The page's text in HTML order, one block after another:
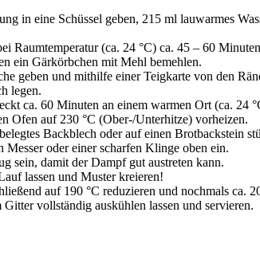
in eine Schüssel geben, 215 ml lauwarmes
Raumtemperatur (ca. 24 °C) ca. 45 – 60
ein Gärkörbchen mit Mehl bemehlen.
geben und mithilfe einer Teigkarte von den
legen.
ca. 60 Minuten an einem warmen Ort (ca. 24
Ofen auf 230 °C (Ober-/Unterhitze) vorheizen.
Backblech oder auf einen Brotbackstein
Messer oder einer scharfen Klinge oben ein.
sein, damit der Dampf gut austreten kann.
lassen und Muster kreieren!
auf 190 °C reduzieren und nochmals ca.
vollständig auskühlen lassen und servieren.